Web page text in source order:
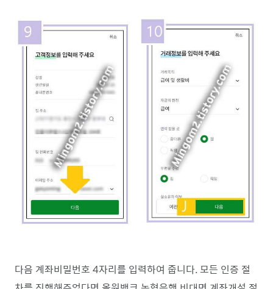
다음 계좌비밀번호 4자리를 입력하여 줍니다. 모든 인증 절